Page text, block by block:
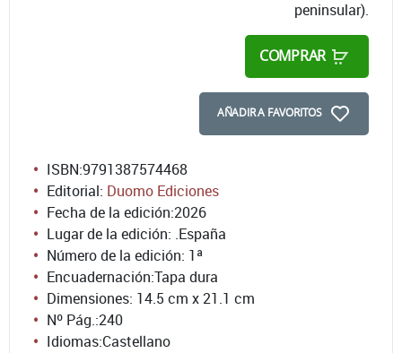
peninsular).
COMPRAR
AÑADIR A FAVORITOS
ISBN:9791387574468
Editorial: Duomo Ediciones
Fecha de la edición:2026
Lugar de la edición: .España
Número de la edición: 1ª
Encuadernación:Tapa dura
Dimensiones: 14.5 cm x 21.1 cm
Nº Pág.:240
Idiomas:Castellano